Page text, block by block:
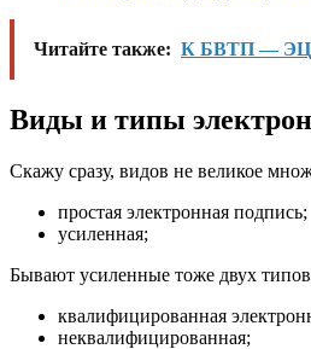
Читайте также: К БВТП —
Виды и типы
Скажу сразу, видов не великое
простая электронная подпись;
усиленная;
Бывают усиленные тоже двух
квалифицированная
неквалифицированная;